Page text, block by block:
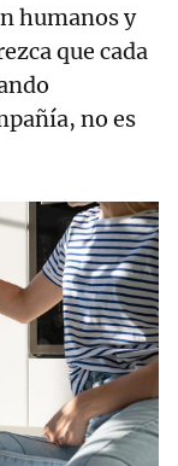
humanos y
que cada
no es